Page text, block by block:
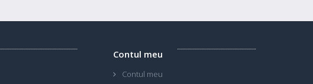
Contul meu
Contul meu